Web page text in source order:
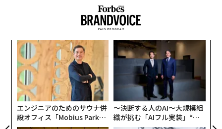
エンジニアのためのサウナ併
設オフィス「Mobius Park」
がオープン──タマディック
〜決断する人のAI〜大規模組
織が挑む「AIフル実装」“使
う”企業から“動く”企業へ【N